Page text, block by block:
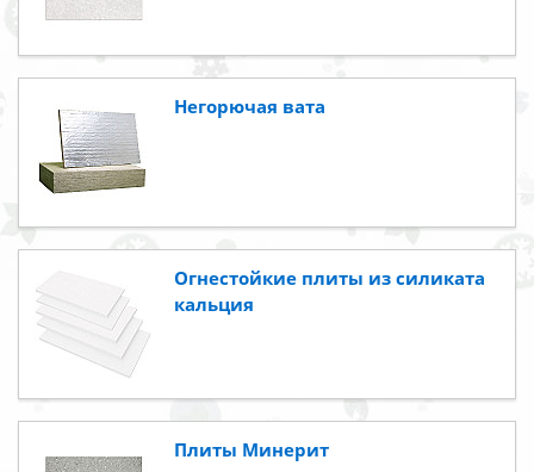
Негорючая вата
Огнестойкие плиты из силиката
кальция
Плиты Минерит